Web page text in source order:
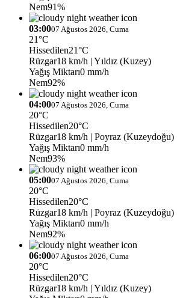
Nem91%
03:0007 Ağustos 2026, Cuma
21°C
Hissedilen21°C
Rüzgar18 km/h | Yıldız (Kuzey)
Yağış Miktarı0 mm/h
Nem92%
04:0007 Ağustos 2026, Cuma
20°C
Hissedilen20°C
Rüzgar18 km/h | Poyraz (Kuzeydoğu)
Yağış Miktarı0 mm/h
Nem93%
05:0007 Ağustos 2026, Cuma
20°C
Hissedilen20°C
Rüzgar18 km/h | Poyraz (Kuzeydoğu)
Yağış Miktarı0 mm/h
Nem92%
06:0007 Ağustos 2026, Cuma
20°C
Hissedilen20°C
Rüzgar18 km/h | Yıldız (Kuzey)